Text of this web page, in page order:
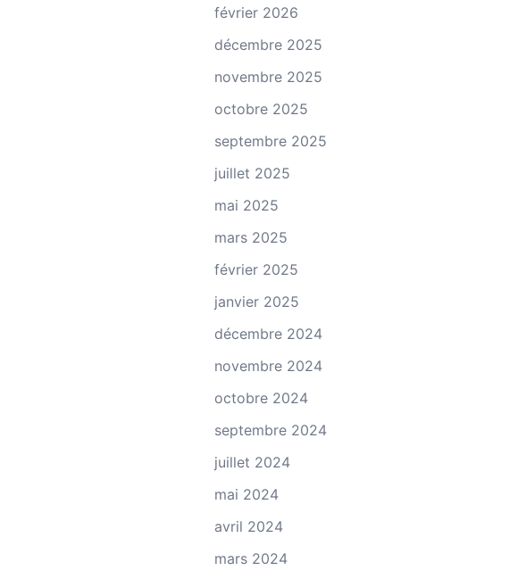
février 2026
décembre 2025
novembre 2025
octobre 2025
septembre 2025
juillet 2025
mai 2025
mars 2025
février 2025
janvier 2025
décembre 2024
novembre 2024
octobre 2024
septembre 2024
juillet 2024
mai 2024
avril 2024
mars 2024